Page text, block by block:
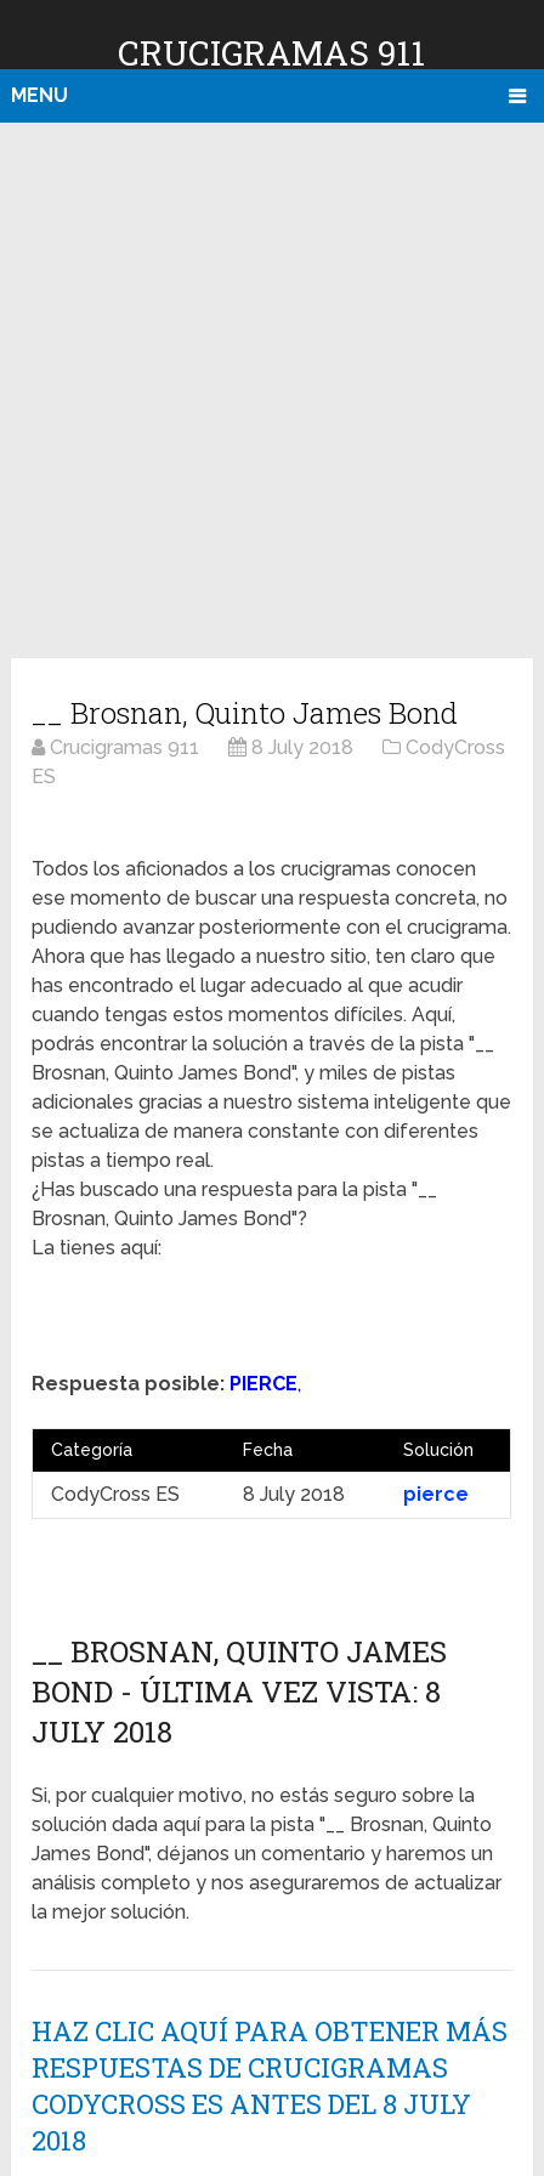
CRUCIGRAMAS 911
MENU
__ Brosnan, Quinto James Bond
Crucigramas 911 8 July 2018
CodyCross
ES
Todos los aficionados a los crucigramas conocen
ese momento de buscar una respuesta concreta, no
pudiendo avanzar posteriormente con el crucigrama.
Ahora que has llegado a nuestro sitio, ten claro que
has encontrado el lugar adecuado al que acudir
cuando tengas estos momentos difíciles. Aquí,
podrás encontrar la solución a través de la pista "__
Brosnan, Quinto James Bond", y miles de pistas
adicionales gracias a nuestro sistema inteligente que
se actualiza de manera constante con diferentes
pistas a tiempo real.
¿Has buscado una respuesta para la pista "__
Brosnan, Quinto James Bond"?
La tienes aquí:
Respuesta posible: PIERCE,
Categoría Fecha Solución
CodyCross ES 8 July 2018 pierce
__ BROSNAN, QUINTO JAMES
BOND - ÚLTIMA VEZ VISTA: 8
JULY 2018
Si, por cualquier motivo, no estás seguro sobre la
solución dada aquí para la pista "__ Brosnan, Quinto
James Bond", déjanos un comentario y haremos un
análisis completo y nos aseguraremos de actualizar
la mejor solución.
HAZ CLIC AQUÍ PARA OBTENER MÁS
RESPUESTAS DE CRUCIGRAMAS
CODYCROSS ES ANTES DEL 8 JULY
2018